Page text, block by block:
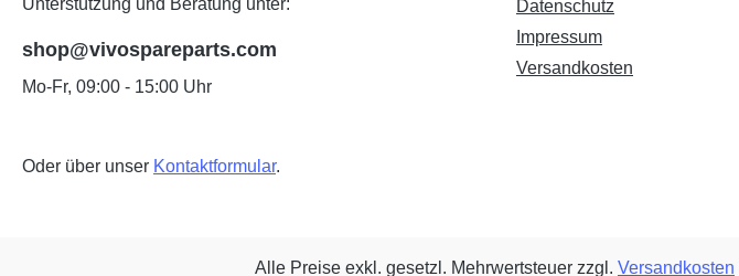
Unterstützung und Beratung unter:
shop@vivospareparts.com
Mo-Fr, 09:00 - 15:00 Uhr
Oder über unser Kontaktformular.
Datenschutz
Impressum
Versandkosten
Alle Preise exkl. gesetzl. Mehrwertsteuer zzgl. Versandkosten